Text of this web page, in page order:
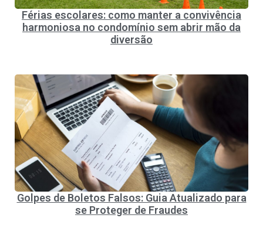
Férias escolares: como manter a convivência
harmoniosa no condomínio sem abrir mão da
diversão
Golpes de Boletos Falsos: Guia Atualizado para
se Proteger de Fraudes